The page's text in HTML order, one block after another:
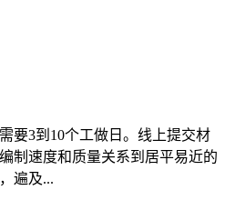
要3到10个工做日。线上提交材
制速度和质量关系到居平易近的
遍及...